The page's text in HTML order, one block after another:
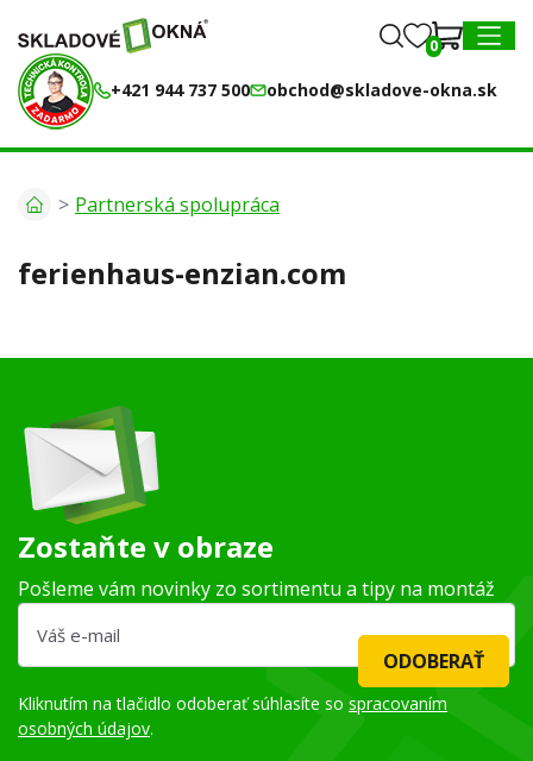
0
+421 944 737 500 obchod@skladove-okna.sk
0
Partnerská spolupráca
ferienhaus-enzian.com
Zostaňte v obraze
Pošleme vám novinky zo sortimentu a tipy na montáž
ODOBERAŤ
Kliknutím na tlačidlo odoberať súhlasíte so spracovaním
osobných údajov.